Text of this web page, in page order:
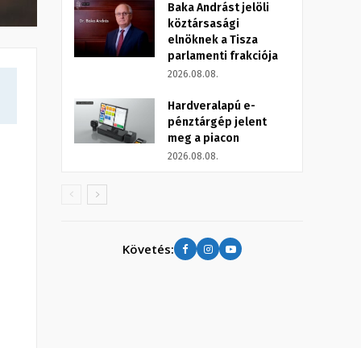
Baka Andrást jelöli
köztársasági
elnöknek a Tisza
parlamenti frakciója
2026.08.08.
Hardveralapú e-
pénztárgép jelent
meg a piacon
2026.08.08.
Követés: